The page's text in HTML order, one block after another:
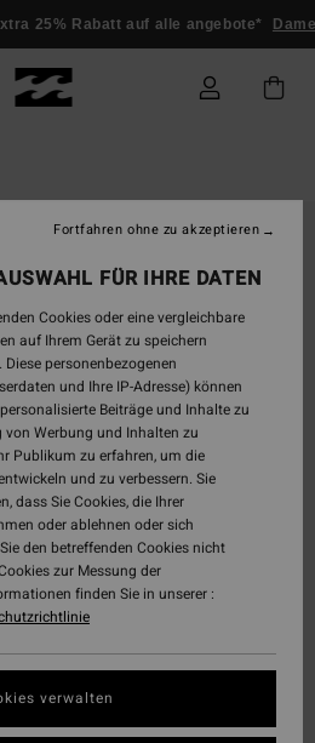
25% Rabatt auf alle angebote*
FÜR IHRE DATEN
Cookies oder eine vergleichbare
auf Ihrem Gerät zu speichern
personenbezogenen
und Ihre IP-Adresse) können
Beiträge und Inhalte zu
Werbung und Inhalten zu
Publikum zu erfahren, um die
und zu verbessern. Sie
dass Sie Cookies, die Ihrer
oder ablehnen oder sich
den betreffenden Cookies nicht
zur Messung der
finden Sie in unserer :
verwalten
Fortfahren ohne zu akzeptieren